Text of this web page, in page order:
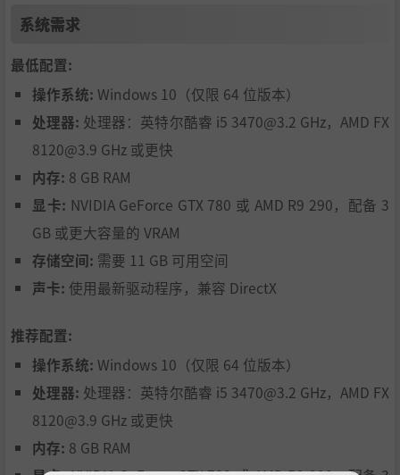
镇，之后这些再将其加工成材料或制作成物品。看着食物
内高效运输，并能防止变质。
随机生成的地图- 《Farthest Frontier》具有高度的可重
玩性，没有一款游戏能像这样生成如此美丽、完全随机的
地形和资源分布。
独特的生态及地图主题提高了可重玩性，极端地图会为玩
家带来独特的挑战。
设置选项可让玩家指定他们想要的水域或山地的数量，甚
从恬静田园到残酷荒野
闭入侵者和疾病等特性，以获得更安逸的体验，也可以选
择让难度最大化，来真正检验他们的城镇建设能力。启用
自定义游戏选项，按自己的理想设计游戏体验。
环境互动- 根据当地资源情况发展经济，生产贸易物品来
系统需求
最低配置:
操作系统: Windows 10（仅限 64 位版本）
处理器: 处理器：英特尔酷睿 i5 3470@3.2 GHz，AMD FX
8120@3.9 GHz 或更快
内存: 8 GB RAM
显卡: NVIDIA GeForce GTX 780 或 AMD R9 290，配备 3
GB 或更大容量的 VRAM
存储空间: 需要 11 GB 可用空间
声卡: 使用最新驱动程序，兼容 DirectX
推荐配置:
操作系统: Windows 10（仅限 64 位版本）
处理器: 处理器：英特尔酷睿 i5 3470@3.2 GHz，AMD FX
8120@3.9 GHz 或更快
内存: 8 GB RAM